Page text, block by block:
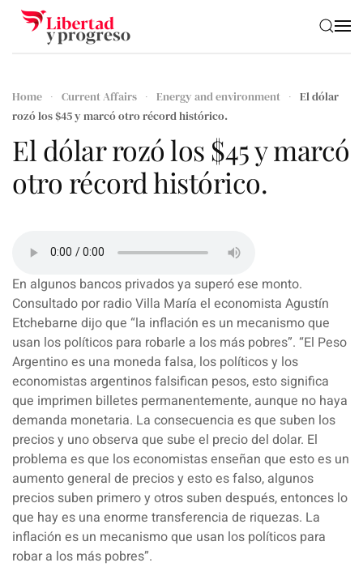
Skip to main content
Home Current Affairs Energy and environment
El dólar
rozó los $45 y marcó otro récord histórico.
El dólar rozó los $45 y marcó
otro récord histórico.
En algunos bancos privados ya superó ese monto.
Consultado por radio Villa María el economista Agustín
Etchebarne dijo que “la inflación es un mecanismo que
usan los políticos para robarle a los más pobres”. “El Peso
Argentino es una moneda falsa, los políticos y los
economistas argentinos falsifican pesos, esto significa
que imprimen billetes permanentemente, aunque no haya
demanda monetaria. La consecuencia es que suben los
precios y uno observa que sube el precio del dolar. El
problema es que los economistas enseñan que esto es un
aumento general de precios y esto es falso, algunos
precios suben primero y otros suben después, entonces lo
que hay es una enorme transferencia de riquezas. La
inflación es un mecanismo que usan los políticos para
robar a los más pobres”.